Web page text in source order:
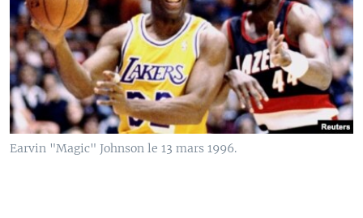
Earvin "Magic" Johnson le 13 mars 1996.